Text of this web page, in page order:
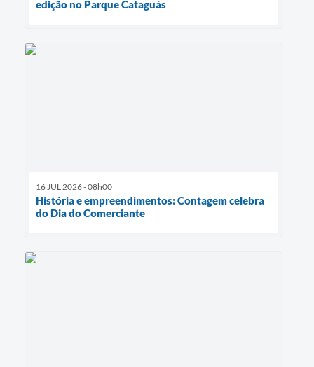
edição no Parque Cataguás
16 JUL 2026 - 08h00
História e empreendimentos: Contagem celebra
do Dia do Comerciante